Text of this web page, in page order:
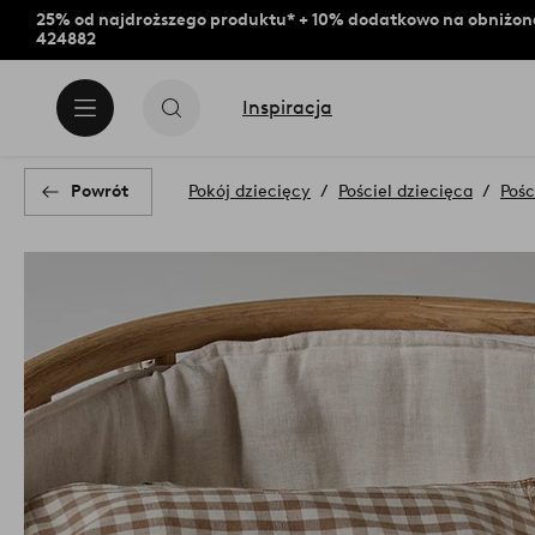
25% od najdroższego produktu* + 10% dodatkowo na
424882
Inspiracja
Powrót Pokój dziecięcy Pościel dziecięca